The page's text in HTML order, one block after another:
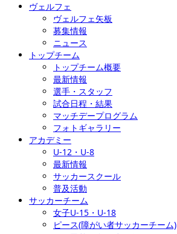
ヴェルフェ
ヴェルフェ矢板
募集情報
ニュース
トップチーム
トップチーム概要
最新情報
選手・スタッフ
試合日程・結果
マッチデープログラム
フォトギャラリー
アカデミー
U-12・U-8
最新情報
サッカースクール
普及活動
サッカーチーム
女子U-15・U-18
ピース(障がい者サッカーチーム)